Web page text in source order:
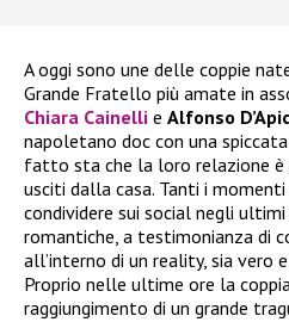
A oggi sono une delle coppie
Grande Fratello più amate in
Chiara Cainelli e Alfonso
napoletano doc con una
fatto sta che la loro relazione è
usciti dalla casa. Tanti i
condividere sui social negli
romantiche, a testimonianza di
all’interno di un reality, sia vero
Proprio nelle ultime ore la
raggiungimento di un grande